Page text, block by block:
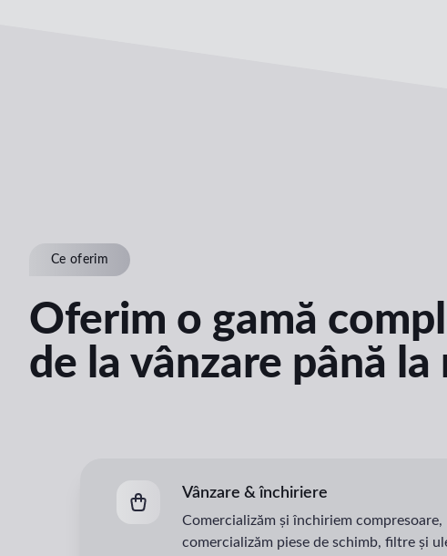
Ce oferim
Oferim o gamă
de la vânzare până
Vânzare & închiriere
Comercializăm și închiriem compresoare,
comercializăm piese de schimb, filtre și